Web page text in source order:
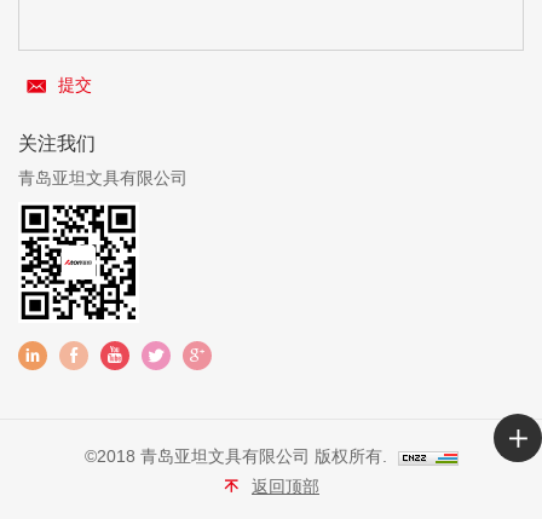
提交
关注我们
青岛亚坦文具有限公司
©2018 青岛亚坦文具有限公司 版权所有.
返回顶部